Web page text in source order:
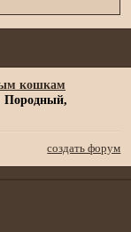
кошкам
Породный,
создать форум